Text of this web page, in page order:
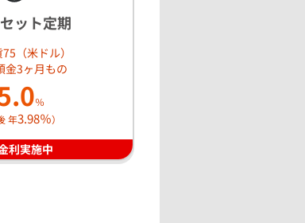
ット定期
（米ドル）
金3ヶ月もの
％
年3.98％）
利実施中